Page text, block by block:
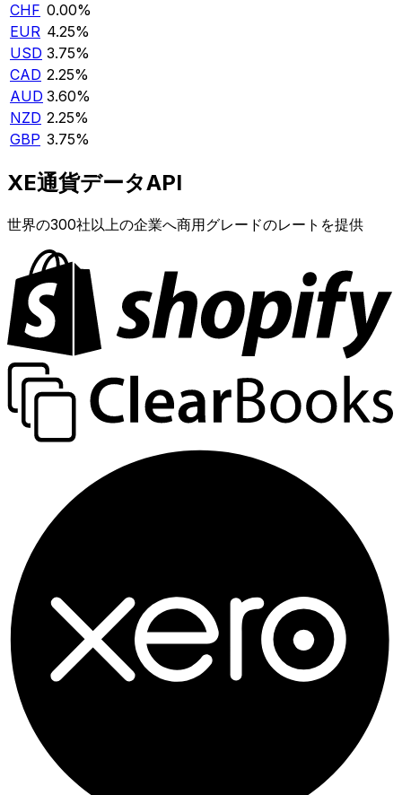
CHF 0.00%
EUR 4.25%
USD 3.75%
CAD 2.25%
AUD 3.60%
NZD 2.25%
GBP 3.75%
XE通貨データAPI
世界の300社以上の企業へ商用グレードのレートを提供